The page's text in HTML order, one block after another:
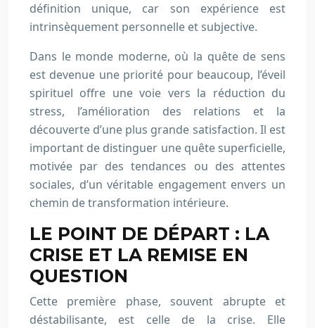
définition unique, car son expérience est
intrinsèquement personnelle et subjective.
Dans le monde moderne, où la quête de sens
est devenue une priorité pour beaucoup, l’éveil
spirituel offre une voie vers la réduction du
stress, l’amélioration des relations et la
découverte d’une plus grande satisfaction. Il est
important de distinguer une quête superficielle,
motivée par des tendances ou des attentes
sociales, d’un véritable engagement envers un
chemin de transformation intérieure.
LE POINT DE DÉPART : LA
CRISE ET LA REMISE EN
QUESTION
Cette première phase, souvent abrupte et
déstabilisante, est celle de la crise. Elle